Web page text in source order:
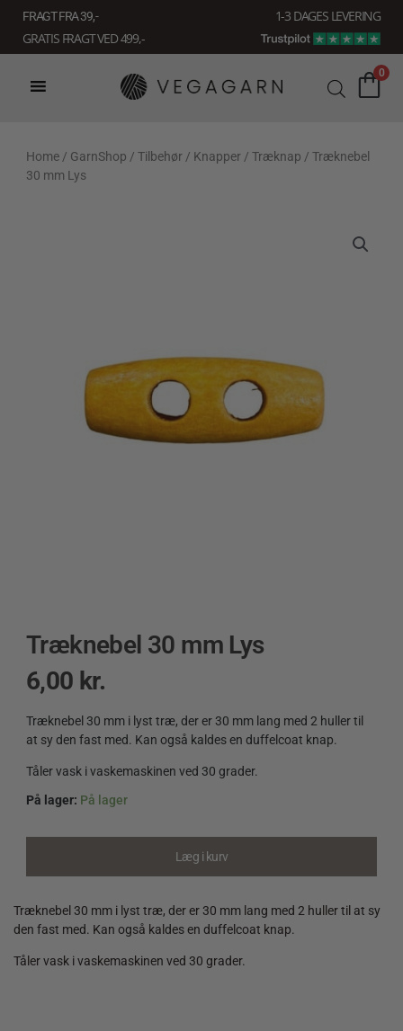
indholdet
FRAGT FRA 39, -
1-3 DAGES LEVERING
GRATIS FRAGT VED 499,-
0
Home / GarnShop / Tilbehør / Knapper / Træknap / Træknebel
30 mm Lys
Træknebel 30 mm Lys
6,00 kr.
Træknebel 30 mm i lyst træ, der er 30 mm lang med 2 huller til
at sy den fast med. Kan også kaldes en duffelcoat knap.
Tåler vask i vaskemaskinen ved 30 grader.
På lager: På lager
Træknebel
Læg i kurv
Træknebel 30 mm i lyst træ, der er 30 mm lang med 2 huller til at sy
den fast med. Kan også kaldes en duffelcoat knap.
Tåler vask i vaskemaskinen ved 30 grader.